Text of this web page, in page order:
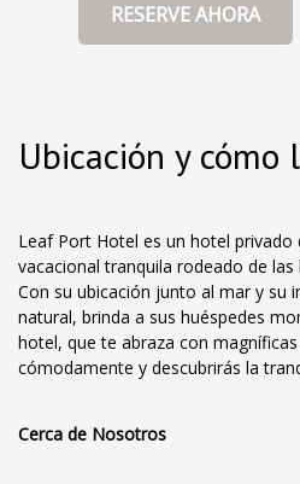
RESERVE AHORA
Ubicación y cómo
Leaf Port Hotel es un hotel privado
vacacional tranquila rodeado de las
Con su ubicación junto al mar y su
natural, brinda a sus huéspedes
hotel, que te abraza con
cómodamente y descubrirás la
Cerca de Nosotros